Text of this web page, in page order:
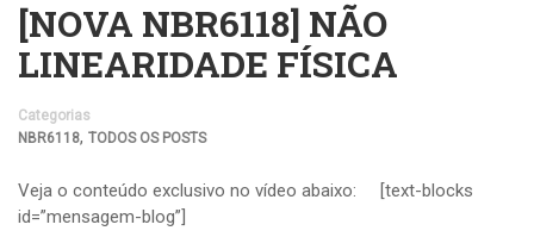
[NOVA NBR6118] NÃO
LINEARIDADE FÍSICA
Categorias
NBR6118, TODOS OS POSTS
Veja o conteúdo exclusivo no vídeo abaixo: [text-blocks
id=”mensagem-blog”]